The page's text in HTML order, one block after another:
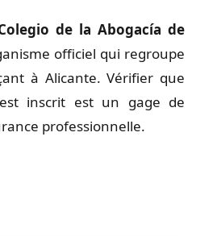
de la Abogacía de
officiel qui regroupe
à Alicante. Vérifier que
inscrit est un gage de
professionnelle.